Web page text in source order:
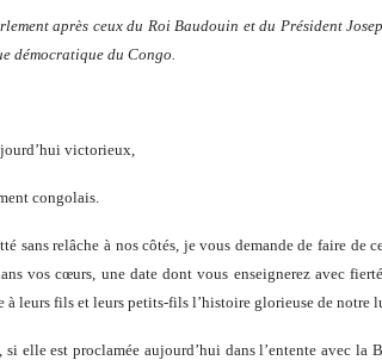
après ceux du Roi Baudouin et du Président
démocratique du Congo.
victorieux,
congolais.
sans relâche à nos côtés, je vous demande de faire
vos cœurs, une date dont vous enseignerez avec
à leurs fils et leurs petits-fils l’histoire glorieuse de notre
elle est proclamée aujourd’hui dans l’entente avec la